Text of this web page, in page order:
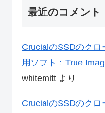
最近のコメント
CrucialのSSDのク
用ソフト：True
whitemitt より
CrucialのSSDのク